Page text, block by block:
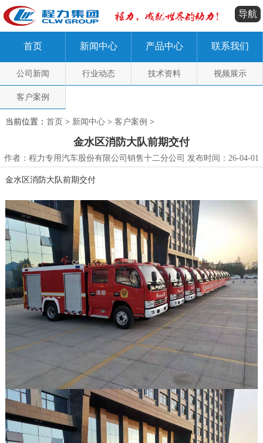
导航
首页 新闻中心 产品中心 联系我们
公司新闻 行业动态 技术资料 视频展示
客户案例
当前位置： 首页> 新闻中心> 客户案例 >
金水区消防大队前期交付
作者：程力专用汽车股份有限公司销售十二分公司 发布时间：26-04-01
金水区消防大队前期交付